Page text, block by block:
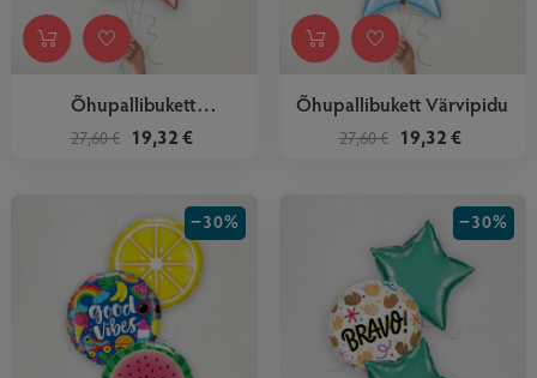
Õhupallibukett
Roosakuld...
27,60 € 19,32 €
Õhupallibukett Värvipidu
27,60 € 19,32 €
−30% −30%